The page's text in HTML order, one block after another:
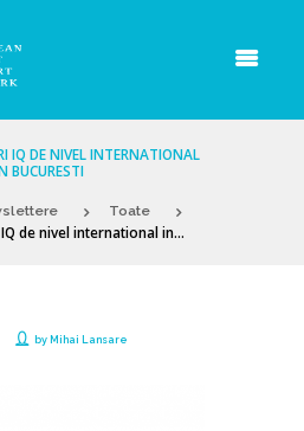
IQ DE NIVEL INTERNATIONAL
BUCURESTI
Toate
de nivel international in...
by Mihai Lansare